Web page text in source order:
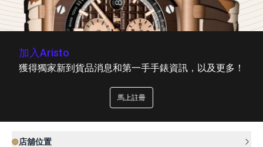
加入Aristo
獲得獨家新到貨品消息和第一手手錶資訊，以及更多！
馬上註冊
店舖位置